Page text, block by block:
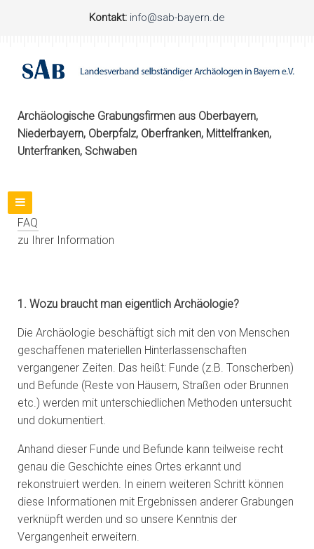
Kontakt: info@sab-bayern.de
Archäologische Grabungsfirmen aus Oberbayern,
Niederbayern, Oberpfalz, Oberfranken, Mittelfranken,
Unterfranken, Schwaben
FAQ
zu Ihrer Information
1. Wozu braucht man eigentlich Archäologie?
Die Archäologie beschäftigt sich mit den von Menschen
geschaffenen materiellen Hinterlassenschaften
vergangener Zeiten. Das heißt: Funde (z.B. Tonscherben)
und Befunde (Reste von Häusern, Straßen oder Brunnen
etc.) werden mit unterschiedlichen Methoden untersucht
und dokumentiert.
Anhand dieser Funde und Befunde kann teilweise recht
genau die Geschichte eines Ortes erkannt und
rekonstruiert werden. In einem weiteren Schritt können
diese Informationen mit Ergebnissen anderer Grabungen
verknüpft werden und so unsere Kenntnis der
Vergangenheit erweitern.